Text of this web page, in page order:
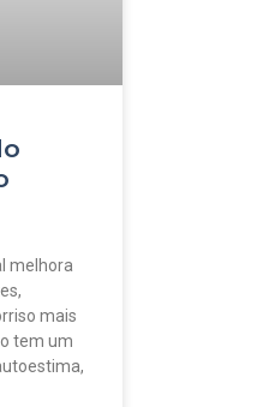
melhora
mais
tem um